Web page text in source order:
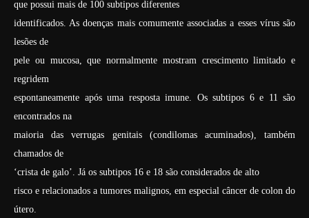
que possui mais de 100 subtipos diferentes
identificados. As doenças mais comumente associadas a esses vírus são
lesões de
pele ou mucosa, que normalmente mostram crescimento limitado e
regridem
espontaneamente após uma resposta imune. Os subtipos 6 e 11 são
encontrados na
maioria das verrugas genitais (condilomas acuminados), também
chamados de
‘crista de galo’. Já os subtipos 16 e 18 são considerados de alto
risco e relacionados a tumores malignos, em especial câncer de colon do
útero.